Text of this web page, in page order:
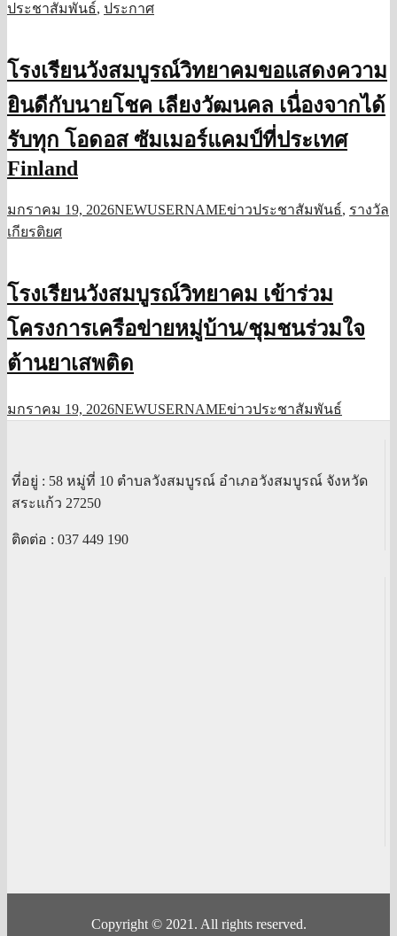
ประชาสัมพันธ์, ประกาศ
โรงเรียนวังสมบูรณ์วิทยาคมขอแสดงความ
ยินดีกับนายโชค เลียงวัฒนคล เนื่องจากได้
รับทุก โอดอส ซัมเมอร์แคมป์ที่ประเทศ
Finland
มกราคม 19, 2026NEWUSERNAMEข่าวประชาสัมพันธ์, รางวัล
เกียรติยศ
โรงเรียนวังสมบูรณ์วิทยาคม เข้าร่วม
โครงการเครือข่ายหมู่บ้าน/ชุมชนร่วมใจ
ต้านยาเสพติด
มกราคม 19, 2026NEWUSERNAMEข่าวประชาสัมพันธ์
ที่อยู่ : 58 หมู่ที่ 10 ตำบลวังสมบูรณ์ อำเภอวังสมบูรณ์ จังหวัด
สระแก้ว 27250
ติดต่อ : 037 449 190
Copyright © 2021. All rights reserved.